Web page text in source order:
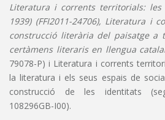
Literatura i corrents territorials: les
1939) (FFI2011-24706), Literatura i
construcció literària del paisatge a
certàmens literaris en llengua
79078-P) i Literatura i corrents
la literatura i els seus espais de
construcció de les identitats
108296GB-I00).